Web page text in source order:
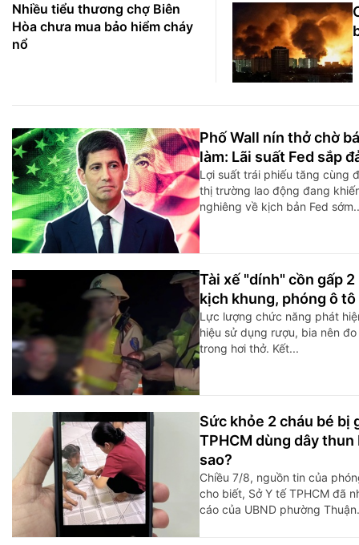
Nhiều tiểu thương chợ Biên
Hòa chưa mua bảo hiểm cháy
nổ
Phố Wall nín thở chờ
làm: Lãi suất Fed sắp
Lợi suất trái phiếu tăng cùng
thị trường lao động đang
nghiêng về kịch bản Fed
Tài xế "dính" cồn gấp
kịch khung, phóng ô
Lực lượng chức năng phát
hiệu sử dụng rượu, bia nên
trong hơi thở. Kết...
Sức khỏe 2 cháu bé bị
TPHCM dùng dây thun
sao?
Chiều 7/8, nguồn tin của
cho biết, Sở Y tế TPHCM đã
cáo của UBND phường